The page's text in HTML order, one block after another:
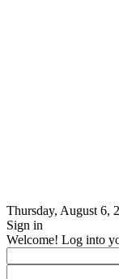
Thursday, August 6,
Sign in
Welcome! Log into